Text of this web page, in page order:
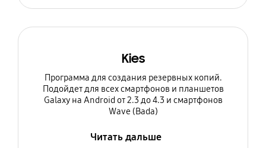
Kies
Программа для создания резервных копий.
Подойдет для всех смартфонов и планшетов
Galaxy на Android от 2.3 до 4.3 и смартфонов
Wave (Bada)
Читать дальше